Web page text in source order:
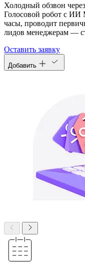
Холодный обзвон
Голосовой робот с ИИ
часы, проводит
лидов менеджерам —
Оставить заявку
Добавить